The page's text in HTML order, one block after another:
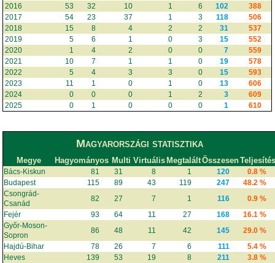
2016
53 32 10 1 6 102
388
2017
54 23 37 1 3 118
506
2018
15 8 4 2 2 31
537
2019
5 6 1 0 3 15
552
2020
1 4 2 0 0 7
559
2021
10 7 1 1 0 19
578
2022
5 4 3 3 0 15
593
2023
11 1 0 1 0 13
606
2024
0 0 0 1 2 3
609
2025
0 1 0 0 0 1 610
Magyarországi statisztika
Megye Hagyományos Multi Virtuális MegtaláltÖsszesen
Bács-Kiskun 81 31 8 1 120
0.8 %
Budapest
115 89 43 119 247
48.2 %
Csongrád-
Csanád
82 27 7 1 116
0.9 %
Fejér
93 64 11 27 168
16.1 %
Győr-Moson-
Sopron
86 48 11 42 145
29.0 %
Hajdú-Bihar
78 26 7 6 111
5.4 %
Heves
139 53 19 8 211
3.8 %